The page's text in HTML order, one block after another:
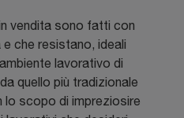
vendita sono fatti con
che resistano, ideali
lavorativo di
quello più tradizionale
lo scopo di impreziosire